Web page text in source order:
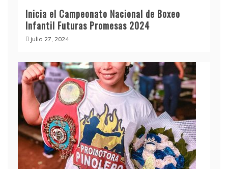
Inicia el Campeonato Nacional de Boxeo
Infantil Futuras Promesas 2024
julio 27, 2024